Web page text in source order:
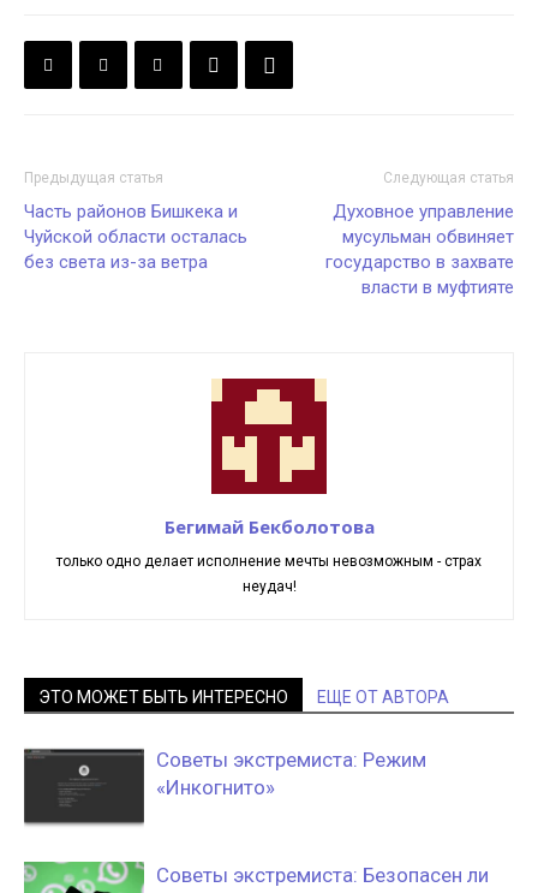
Предыдущая статья
Часть районов Бишкека и
Чуйской области осталась
без света из-за ветра
Следующая статья
Духовное управление
мусульман обвиняет
государство в захвате
власти в муфтияте
Бегимай Бекболотова
только одно делает исполнение мечты невозможным - страх
неудач!
ЭТО МОЖЕТ БЫТЬ ИНТЕРЕСНО ЕЩЕ ОТ АВТОРА
Советы экстремиста: Режим
«Инкогнито»
Советы экстремиста: Безопасен ли